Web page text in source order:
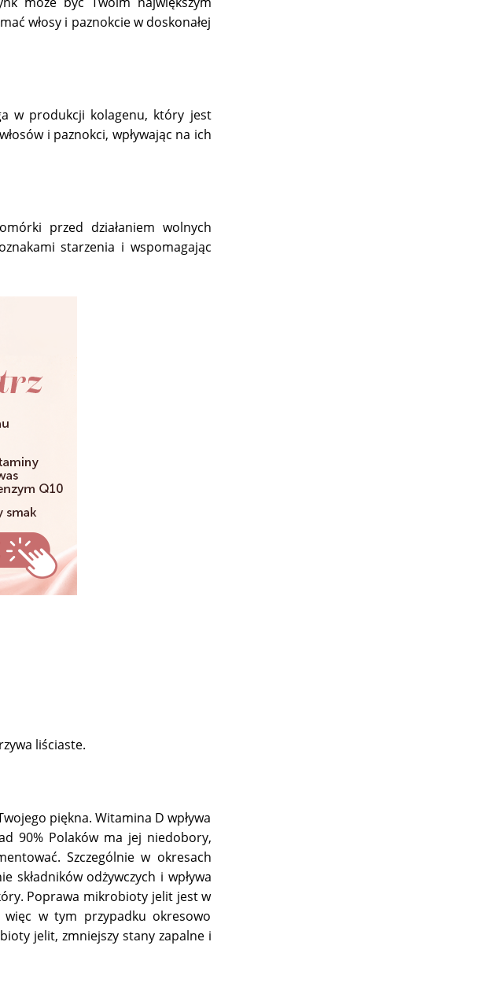
włosy i paznokcie w doskonałej
w produkcji kolagenu, który jest
i paznokci, wpływając na ich
przed działaniem wolnych
starzenia i wspomagając
liściaste.
piękna. Witamina D wpływa
90% Polaków ma jej niedobory,
Szczególnie w okresach
składników odżywczych i wpływa
Poprawa mikrobioty jelit jest w
więc w tym przypadku okresowo
jelit, zmniejszy stany zapalne i